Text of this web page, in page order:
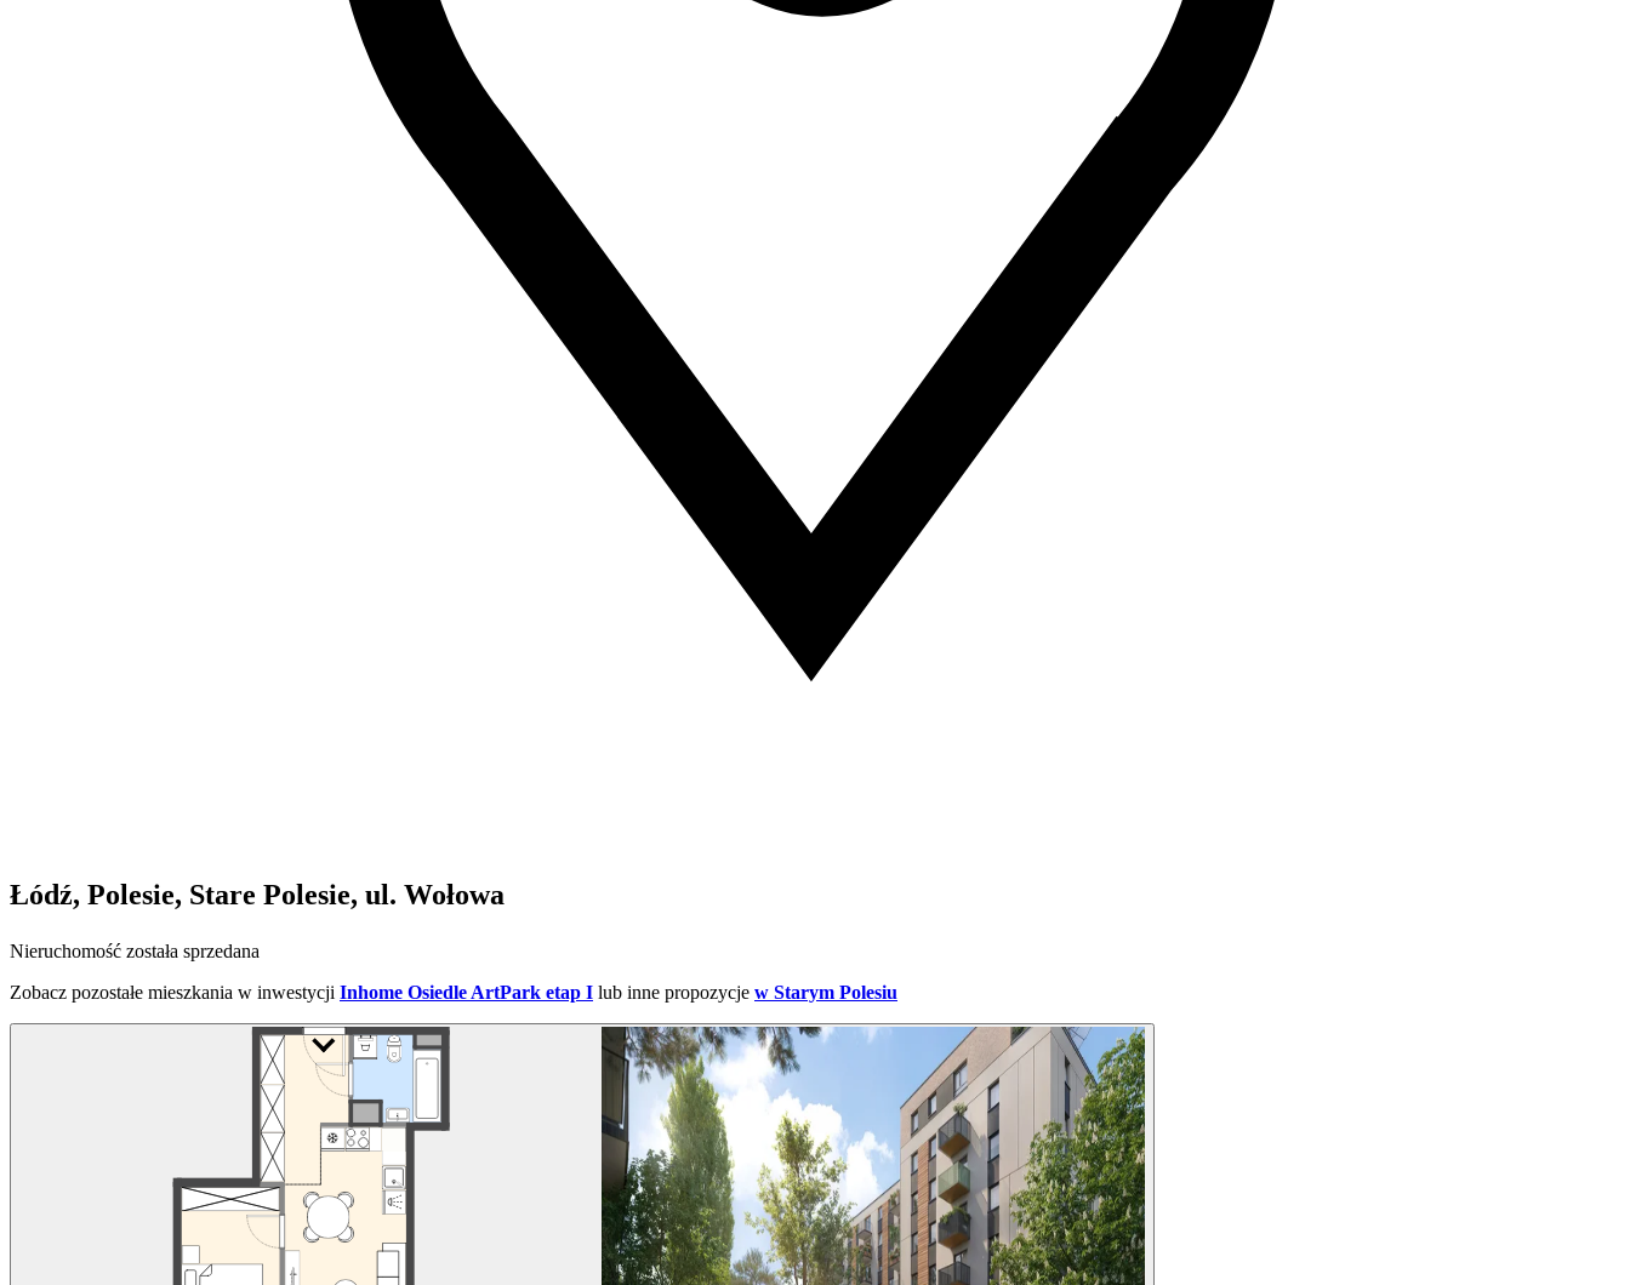
Łódź, Polesie, Stare Polesie, ul. Wołowa
Nieruchomość została sprzedana
Zobacz pozostałe mieszkania w inwestycji Inhome Osiedle ArtPark etap I lub inne propozycje w Starym Polesiu